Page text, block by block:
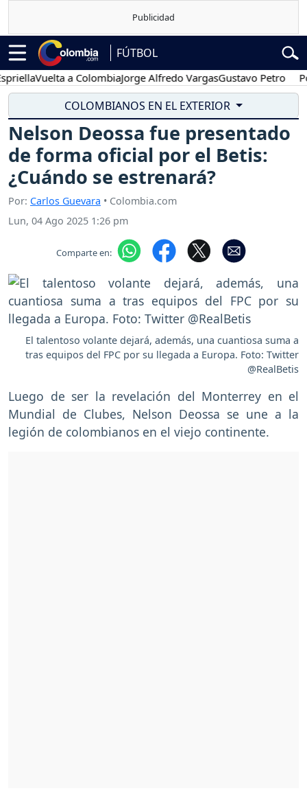
FÚTBOL
Vuelta a ColombiaJorge Alfredo VargasGustavo Petro
COLOMBIANOS EN EL EXTERIOR
Nelson Deossa fue presentado
de forma oficial por el Betis:
¿Cuándo se estrenará?
Por: Carlos Guevara • Colombia.com
Lun, 04 Ago 2025 1:26 pm
Comparte en:
El talentoso volante dejará, además, una cuantiosa suma a
tras equipos del FPC por su llegada a Europa. Foto: Twitter
@RealBetis
Luego de ser la revelación del Monterrey en el
Mundial de Clubes, Nelson Deossa se une a la
legión de colombianos en el viejo continente.